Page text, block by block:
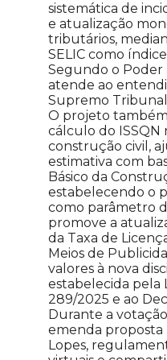
sistemática de
e atualização
tributários,
SELIC como
Segundo o Poder
atende ao
Supremo
O projeto
cálculo do ISSQN
construção civil,
estimativa com
Básico da
estabelecendo o
como parâmetro
promove a
da Taxa de
Meios de
valores à nova
estabelecida pela
289/2025 e ao
Durante a
emenda proposta
Lopes,